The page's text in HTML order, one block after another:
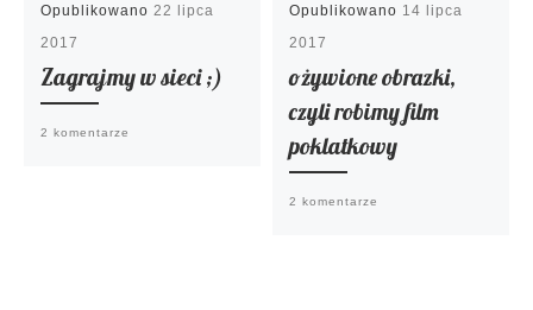
Opublikowano22 lipca
2017
Zagrajmy w sieci ;)
2 komentarze
Opublikowano 14 lipca
2017
ożywione obrazki,
czyli robimy film
poklatkowy
2 komentarze